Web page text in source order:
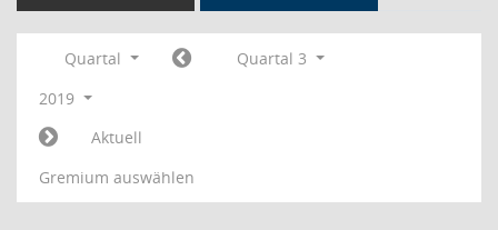
Quartal
Quartal 3
2019
Aktuell
Gremium auswählen